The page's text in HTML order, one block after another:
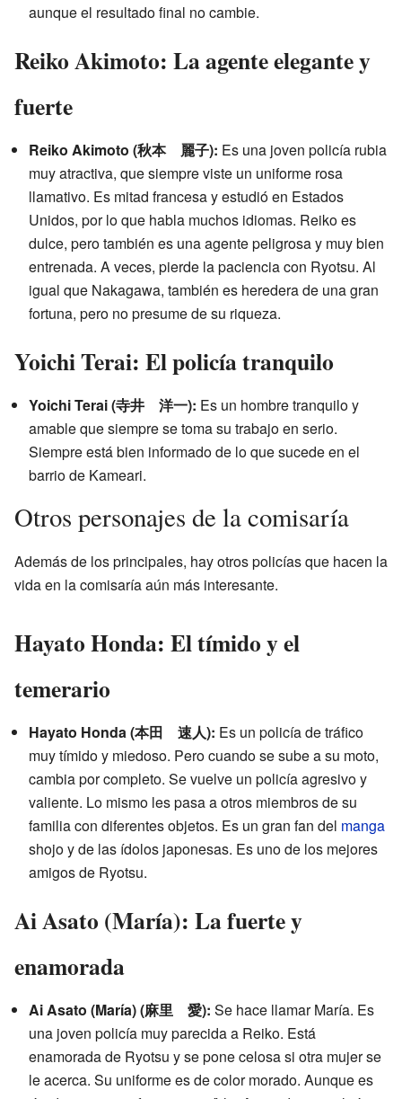
aunque el resultado final no cambie.
Reiko Akimoto: La agente elegante y
fuerte
Reiko Akimoto (秋本 麗子): Es una joven policía rubia
muy atractiva, que siempre viste un uniforme rosa
llamativo. Es mitad francesa y estudió en Estados
Unidos, por lo que habla muchos idiomas. Reiko es
dulce, pero también es una agente peligrosa y muy bien
entrenada. A veces, pierde la paciencia con Ryotsu. Al
igual que Nakagawa, también es heredera de una gran
fortuna, pero no presume de su riqueza.
Yoichi Terai: El policía tranquilo
Yoichi Terai (寺井 洋一): Es un hombre tranquilo y
amable que siempre se toma su trabajo en serio.
Siempre está bien informado de lo que sucede en el
barrio de Kameari.
Otros personajes de la comisaría
Además de los principales, hay otros policías que hacen la
vida en la comisaría aún más interesante.
Hayato Honda: El tímido y el
temerario
Hayato Honda (本田 速人): Es un policía de tráfico
muy tímido y miedoso. Pero cuando se sube a su moto,
cambia por completo. Se vuelve un policía agresivo y
valiente. Lo mismo les pasa a otros miembros de su
familia con diferentes objetos. Es un gran fan del manga
shojo y de las ídolos japonesas. Es uno de los mejores
amigos de Ryotsu.
Ai Asato (María): La fuerte y
enamorada
Ai Asato (María) (麻里 愛): Se hace llamar María. Es
una joven policía muy parecida a Reiko. Está
enamorada de Ryotsu y se pone celosa si otra mujer se
le acerca. Su uniforme es de color morado. Aunque es